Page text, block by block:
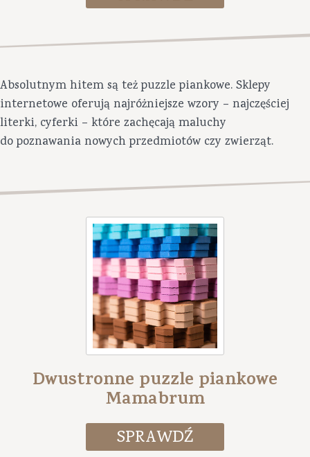
Absolutnym hitem są też puzzle piankowe. Sklepy
internetowe oferują najróżniejsze wzory – najczęściej
literki, cyferki – które zachęcają maluchy
do poznawania nowych przedmiotów czy zwierząt.
Dwustronne puzzle piankowe
Mamabrum